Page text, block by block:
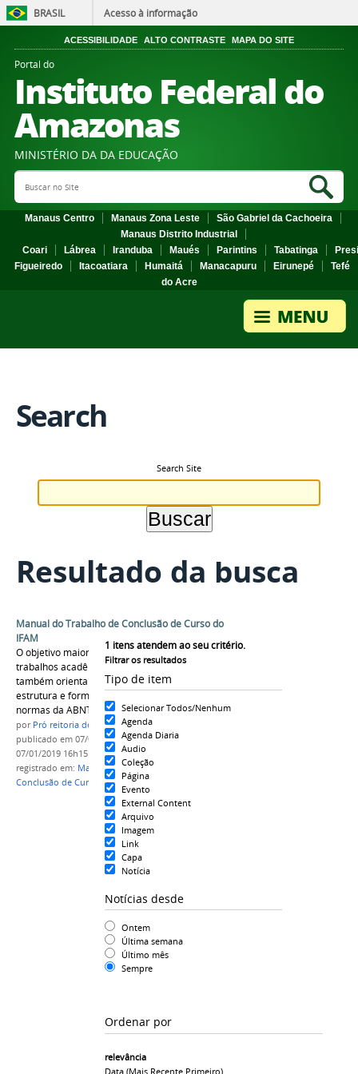
BRASIL Acesso à informação
ACESSIBILIDADE ALTO CONTRASTE MAPA DO SITE
Portal do
Instituto Federal do
Amazonas
MINISTÉRIO DA DA EDUCAÇÃO
Search Site
Manaus Centro Manaus Zona Leste
São Gabriel da Cachoeira
Manaus Distrito Industrial
Coari
Lábrea Iranduba Maués Parintins Tabatinga
Figueiredo
Itacoatiara Humaitá Manacapuru Eirunepé
Tefé
do Acre
Search
Search Site
Resultado da busca
1 itens atendem ao seu critério.
Filtrar os resultados
Tipo de item
Selecionar Todos/Nenhum
Agenda
Agenda Diaria
Audio
Coleção
Página
Evento
External Content
Arquivo
Imagem
Link
Capa
Notícia
Notícias desde
Ontem
Última semana
Último mês
Sempre
Ordenar por
relevância
Data (mais Recente Primeiro)
Manual do Trabalho de Conclusão de Curso do
IFAM
O objetivo maior dar suporte na elaboração de
trabalhos acadêmico e científicos, como
também orientar na composição de sua
estrutura e formatação, utilizando com base, as
normas da ABNT .
por Pró reitoria de Ensino
publicado em 07/01/2019—última modificação
07/01/2019 16h15
registrado em: Manual do TCC,TCC
Conclusão de Curso
BIBLIOTECA